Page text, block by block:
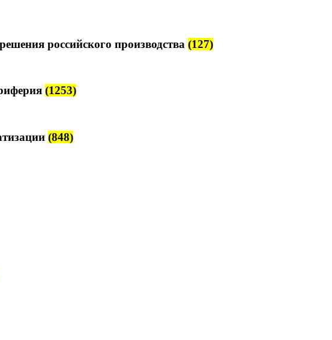
российского производства (127)
(1253)
(848)